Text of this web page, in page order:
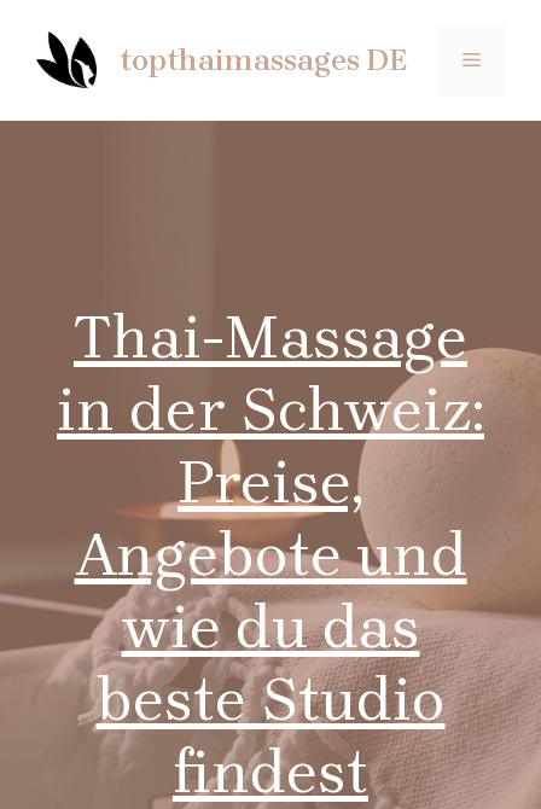
contenido
topthaimassages DE MENÚ
Thai-Massage
in der Schweiz:
Preise,
Angebote und
wie du das
beste Studio
findest